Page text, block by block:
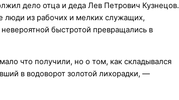
дело отца и деда Лев Петрович Кузнецов.
из рабочих и мелких служащих,
быстротой превращались в
что получили, но о том, как складывался
в водоворот золотой лихорадки, —